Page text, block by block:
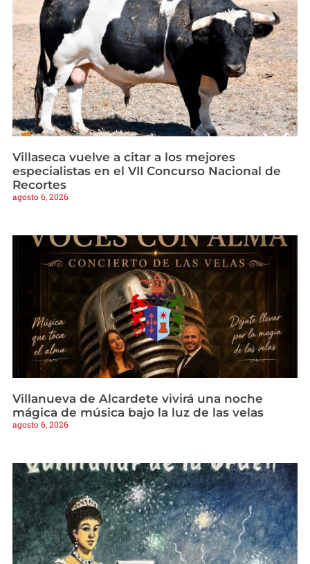
Villaseca vuelve a citar a los mejores
especialistas en el VII Concurso Nacional de
Recortes
agosto 6, 2026
Villanueva de Alcardete vivirá una noche
mágica de música bajo la luz de las velas
agosto 6, 2026